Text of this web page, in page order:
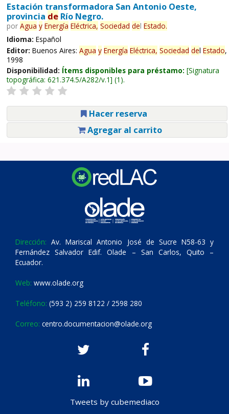
Estación transformadora San Antonio Oeste,
provincia deRío Negro.
por Agua y Energía Eléctrica, Sociedad del Estado.
Idioma: Español
Editor: Buenos Aires: Agua y Energía Eléctrica, Sociedad del Estado,
1998
Disponibilidad: Ítems disponibles para préstamo: Signatura
topográfica: 621.374.5/A282/v.1 (1).
Hacer reserva
Agregar al carrito
Dirección: Av. Mariscal Antonio José de Sucre N58-63 y
Fernández Salvador Edif. Olade – San Carlos, Quito –
Ecuador.
Web: www.olade.org
Teléfono: (593 2) 259 8122 / 2598 280
Correo: centro.documentacion@olade.org
Tweets by cubemediaco